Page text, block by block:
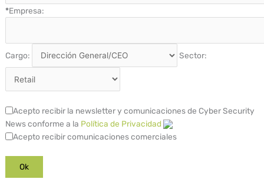
*Empresa:
Cargo: Sector:
Acepto recibir la newsletter y comunicaciones de Cyber Security
News conforme a la Política de Privacidad
Acepto recibir comunicaciones comerciales